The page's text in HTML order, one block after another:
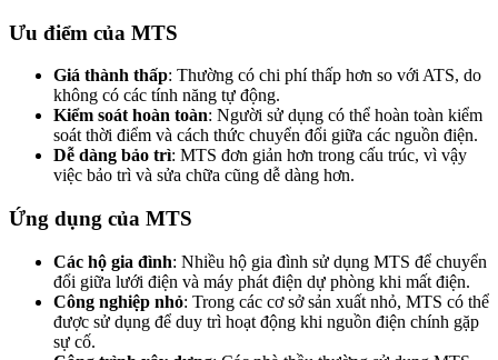
Ưu điểm của MTS
Giá thành thấp: Thường có chi phí thấp hơn so với ATS, do
không có các tính năng tự động.
Kiểm soát hoàn toàn: Người sử dụng có thể hoàn toàn kiểm
soát thời điểm và cách thức chuyển đổi giữa các nguồn điện.
Dễ dàng bảo trì: MTS đơn giản hơn trong cấu trúc, vì vậy
việc bảo trì và sửa chữa cũng dễ dàng hơn.
Ứng dụng của MTS
Các hộ gia đình: Nhiều hộ gia đình sử dụng MTS để chuyển
đổi giữa lưới điện và máy phát điện dự phòng khi mất điện.
Công nghiệp nhỏ: Trong các cơ sở sản xuất nhỏ, MTS có thể
được sử dụng để duy trì hoạt động khi nguồn điện chính gặp
sự cố.